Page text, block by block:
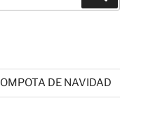
DE NAVIDAD